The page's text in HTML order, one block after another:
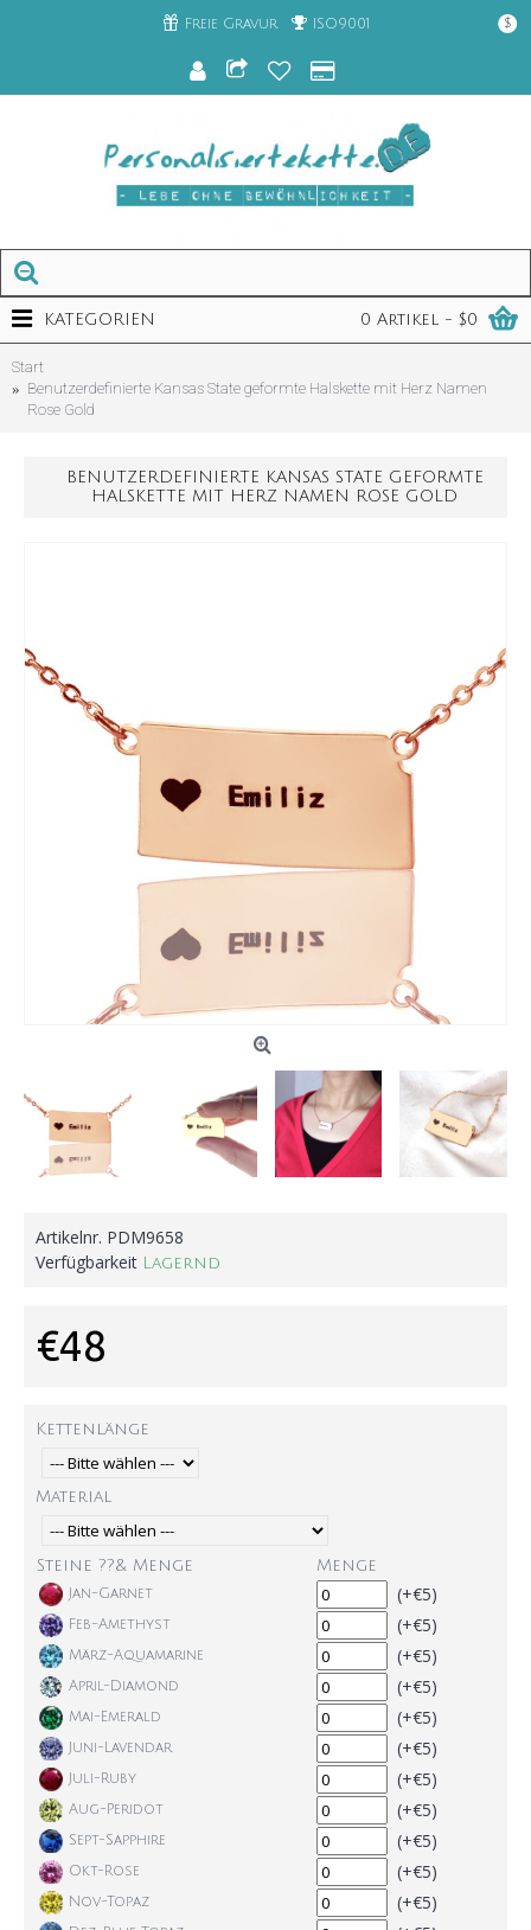
Freie Gravur ISO9001 $
0 Artikel - $0
KATEGORIEN
Start
Benutzerdefinierte Kansas State geformte Halskette mit Herz Namen
Rose Gold
BENUTZERDEFINIERTE KANSAS STATE GEFORMTE
HALSKETTE MIT HERZ NAMEN ROSE GOLD
Artikelnr. PDM9658
Verfügbarkeit Lagernd
€48
Kettenlänge
Material
Steine ??& Menge Menge
Jan-Garnet (+€5)
Feb-Amethyst (+€5)
März-Aquamarine (+€5)
April-Diamond (+€5)
Mai-Emerald (+€5)
Juni-Lavendar (+€5)
Juli-Ruby (+€5)
Aug-Peridot (+€5)
Sept-Sapphire (+€5)
Okt-Rose (+€5)
Nov-Topaz (+€5)